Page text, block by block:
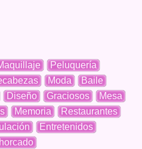
Peluquería
Moda
Baile
Diseño Graciosos
Mesa
Memoria
Restaurantes
Entretenidos